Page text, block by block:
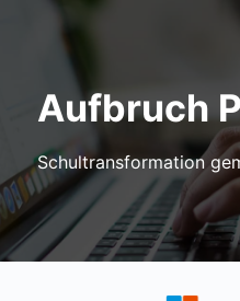
Aufbruch
Schultransformation